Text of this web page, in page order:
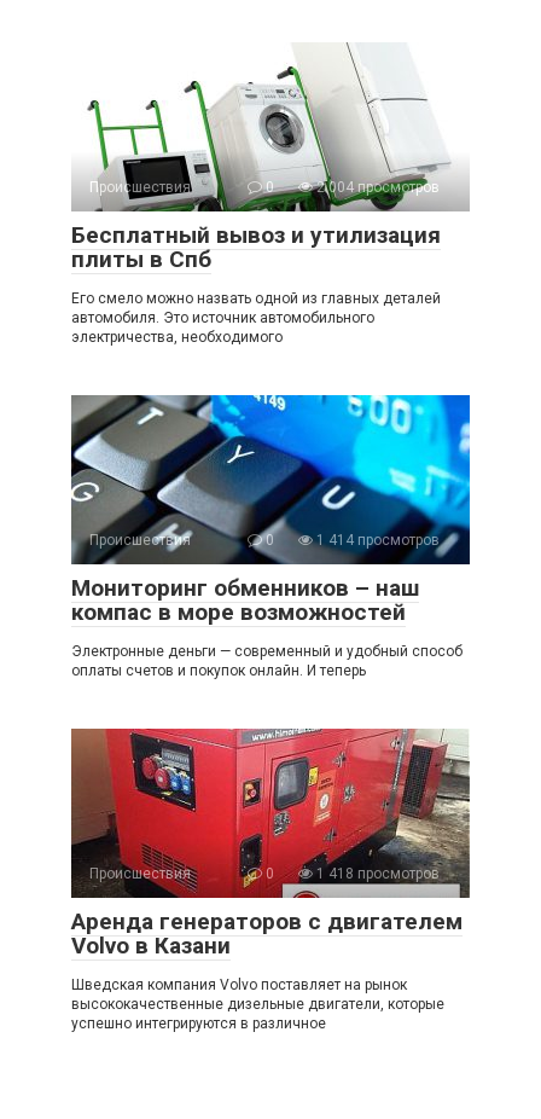
Происшествия 0 2 004 просмотров
Бесплатный вывоз и утилизация
плиты в Спб
Его смело можно назвать одной из главных деталей
автомобиля. Это источник автомобильного
электричества, необходимого
Происшествия 0 1 414 просмотров
Мониторинг обменников – наш
компас в море возможностей
Электронные деньги — современный и удобный способ
оплаты счетов и покупок онлайн. И теперь
Происшествия 0 1 418 просмотров
Аренда генераторов с двигателем
Volvo в Казани
Шведская компания Volvo поставляет на рынок
высококачественные дизельные двигатели, которые
успешно интегрируются в различное